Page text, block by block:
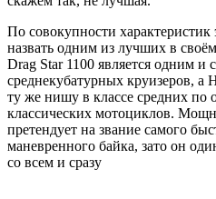
По совокупности
назвать одним из лучших в
Drag Star 1100 является одним и
среднекубатурных круизеров, а
ту же нишу в классе средних по
классических мотоциклов.
претендует на звание самого
маневренного байка, зато он
со всем и сразу